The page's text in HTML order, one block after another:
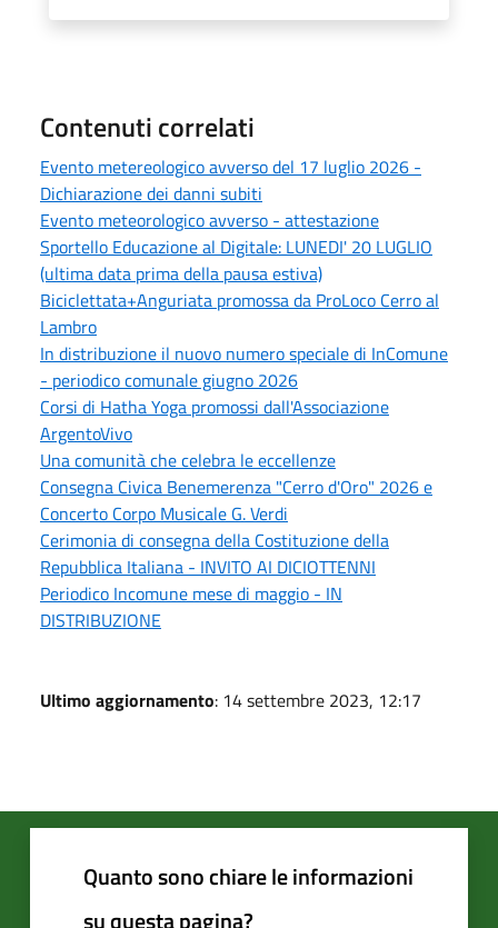
Contenuti correlati
Evento metereologico avverso del 17 luglio 2026 -
Dichiarazione dei danni subiti
Evento meteorologico avverso - attestazione
Sportello Educazione al Digitale: LUNEDI' 20 LUGLIO
(ultima data prima della pausa estiva)
Biciclettata+Anguriata promossa da ProLoco Cerro al
Lambro
In distribuzione il nuovo numero speciale di InComune
- periodico comunale giugno 2026
Corsi di Hatha Yoga promossi dall'Associazione
ArgentoVivo
Una comunità che celebra le eccellenze
Consegna Civica Benemerenza "Cerro d'Oro" 2026 e
Concerto Corpo Musicale G. Verdi
Cerimonia di consegna della Costituzione della
Repubblica Italiana - INVITO AI DICIOTTENNI
Periodico Incomune mese di maggio - IN
DISTRIBUZIONE
Ultimo aggiornamento: 14 settembre 2023, 12:17
Quanto sono chiare le informazioni
su questa pagina?